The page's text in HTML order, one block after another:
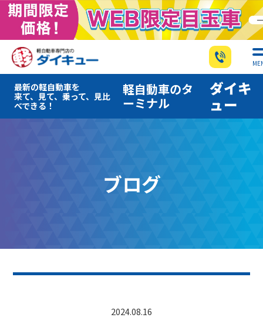
最新の軽自動車を
来て、見て、乗って、見比
べできる！
軽自動車のタ
ーミナル
ダイキ
ュー
ブログ
2024.08.16